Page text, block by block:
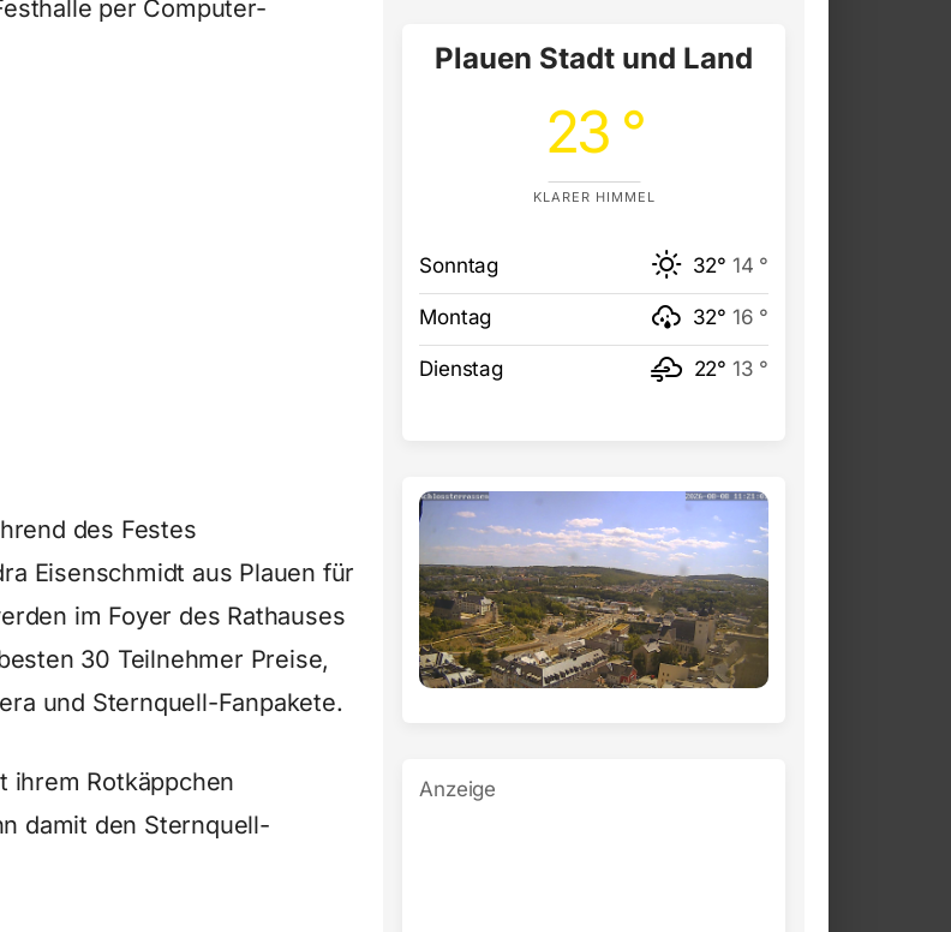
per Computer-
des Festes
Eisenschmidt aus Plauen für
im Foyer des Rathauses
30 Teilnehmer Preise,
und Sternquell-Fanpakete.
ihrem Rotkäppchen
damit den Sternquell-
Plauen Stadt und Land
23 °
KLARER HIMMEL
Sonntag 32° 14 °
Montag 32° 16 °
Dienstag 22° 13 °
Anzeige